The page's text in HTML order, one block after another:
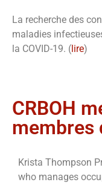
La recherche des
maladies
la COVID-19. ( lire)
CRBOH
membres
Krista Thompson
who manages